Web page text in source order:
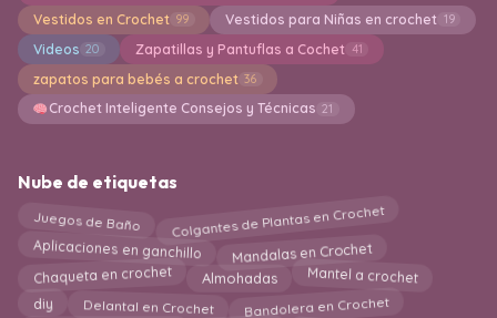
Vestidos en Crochet 99 Vestidos para Niñas en crochet 19
Videos 20 Zapatillas y Pantuflas a Cochet 41
zapatos para bebés a crochet 36
Crochet Inteligente Consejos y Técnicas 21
Nube de etiquetas
Juegos de Baño Colgantes de Plantas en Crochet
Aplicaciones en ganchillo Mandalas en Crochet
Chaqueta en crochet Almohadas Mantel a crochet
diy Delantal en Crochet Bandolera en Crochet